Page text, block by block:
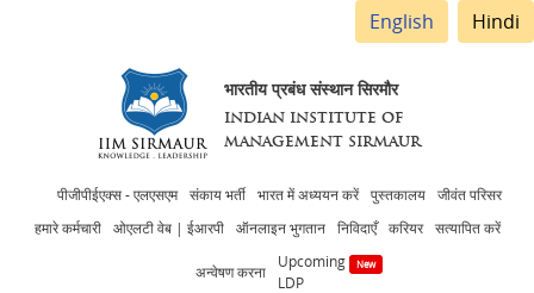
English Hindi
भारतीय प्रबंध संस्थान सिरमौर
INDIAN INSTITUTE OF
MANAGEMENT SIRMAUR
Header
menu
पीजीपीईएक्स - एलएसएम संकाय भर्ती भारत में अध्ययन करें पुस्तकालय
जीवंत परिसर
हमारे कर्मचारी
ओएलटी वेब | ईआरपी ऑनलाइन भुगतान निविदाएँ करियर सत्यापित करें
अन्वेषण करना
Upcoming
LDP